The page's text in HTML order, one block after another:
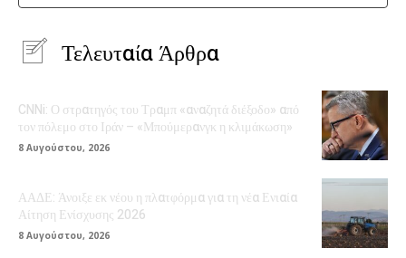
Τελευταία Άρθρα
CNNi: Ο στρατηγός του Τραμπ «αναζητά διέξοδο» από
τον πόλεμο στο Ιράν – «Μπούμερανγκ η κλιμάκωση»
8 Αυγούστου, 2026
ΑΑΔΕ: Άνοιξε εκ νέου η πλατφόρμα για τη νέα Ενιαία
Αίτηση Ενίσχυσης 2026
8 Αυγούστου, 2026